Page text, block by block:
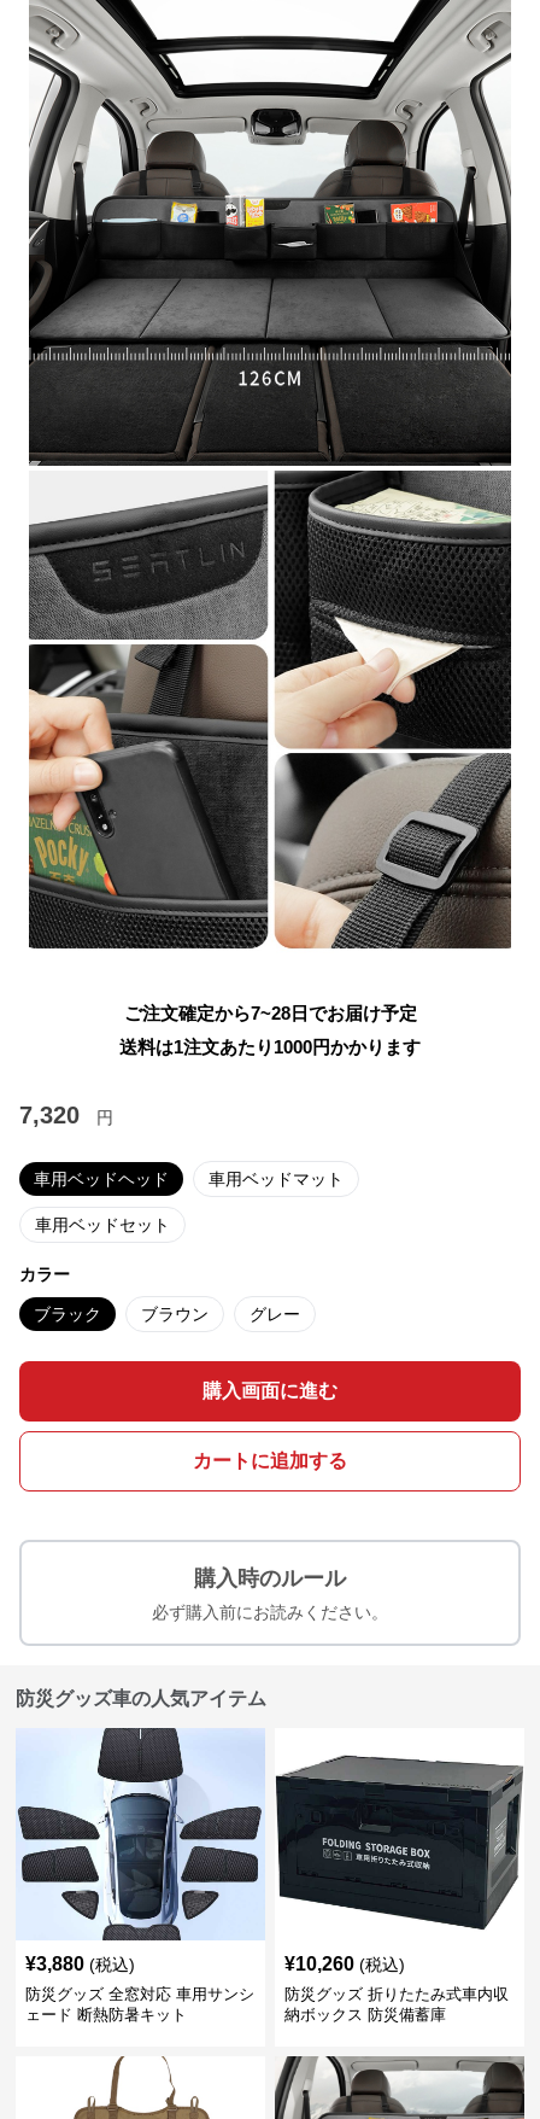
ご注文確定から7~28日でお届け予定
送料は1注文あたり 1000円かかります
7,320 円
車用ベッドヘッド 車用ベッドマット
車用ベッドセット
カラー
ブラック ブラウン グレー
購入画面に進む
カートに追加する
購入時のルール
必ず購入前にお読みください。
防災グッズ車の人気アイテム
¥3,880 (税込)
防災グッズ 全窓対応 車用サンシ
ェード 断熱防暑キット
¥10,260 (税込)
防災グッズ 折りたたみ式車内収
納ボックス 防災備蓄庫